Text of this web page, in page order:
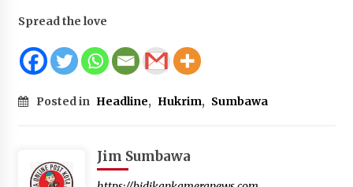
Spread the love
Posted in Headline, Hukrim, Sumbawa
Jim Sumbawa